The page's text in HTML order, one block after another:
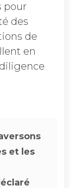
pour
des
de
en
et les